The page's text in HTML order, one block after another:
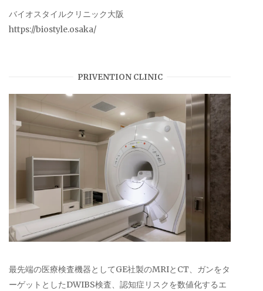
バイオスタイルクリニック大阪
https://biostyle.osaka/
PRIVENTION CLINIC
最先端の医療検査機器としてGE社製のMRIとCT、ガンをタ
ーゲットとしたDWIBS検査、認知症リスクを数値化するエ